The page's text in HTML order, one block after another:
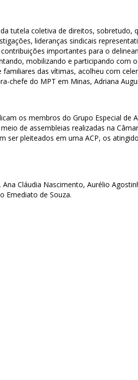
tutela coletiva de direitos,
lideranças sindicais
importantes para o
mobilizando e participando com
das vítimas, acolheu com
chefe do MPT em Minas, Adriana
os membros do Grupo Especial de
de assembleias realizadas na
pleiteados em uma ACP, os
Cláudia Nascimento, Aurélio
Emediato de Souza.